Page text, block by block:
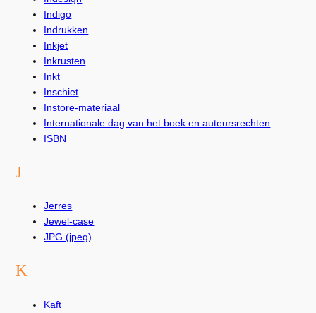
Indigo
Indrukken
Inkjet
Inkrusten
Inkt
Inschiet
Instore-materiaal
Internationale dag van het boek en auteursrechten
ISBN
J
Jerres
Jewel-case
JPG (jpeg)
K
Kaft